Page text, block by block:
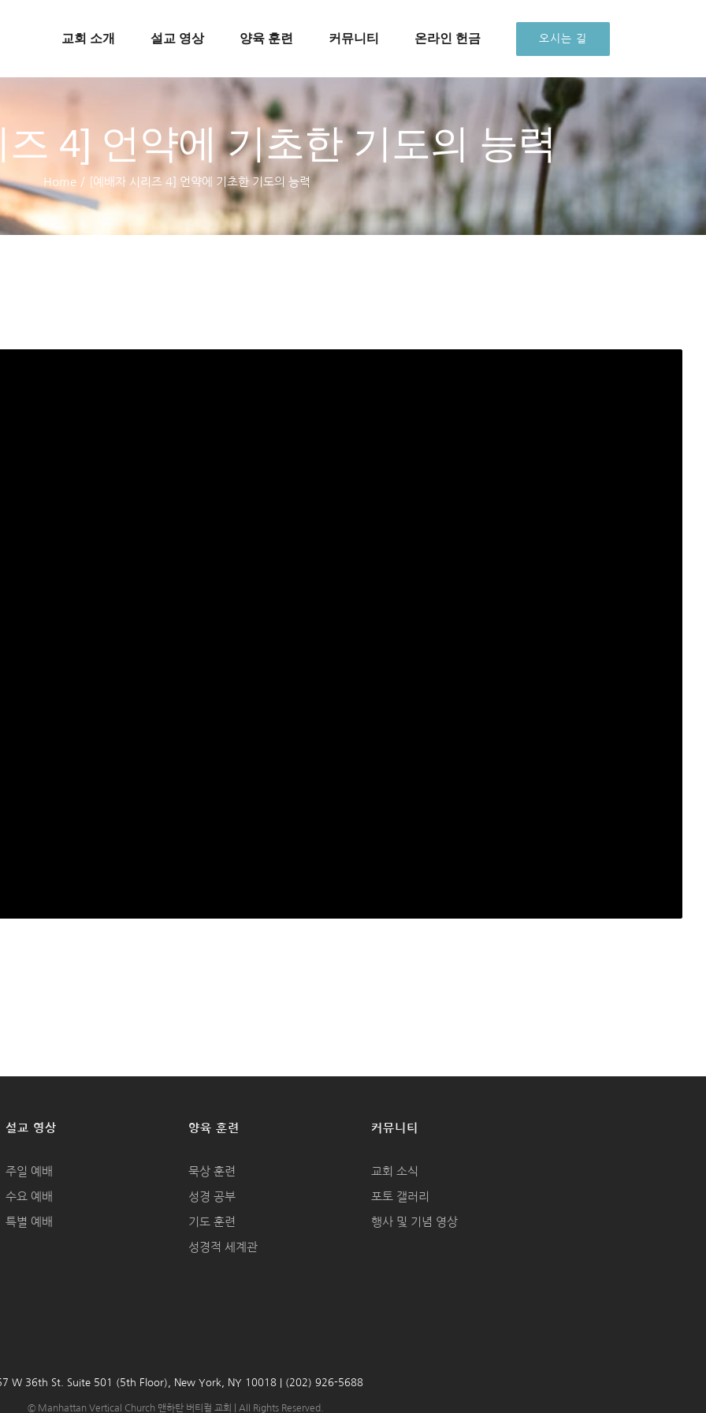
교회 소개 설교 영상 양육 훈련 커뮤니티 온라인 헌금 오시는 길
4] 언약에 기초한 기도의 능력
Home / [예배자 시리즈 4] 언약에 기초한 기도의 능력
설교 영상
주일 예배
수요 예배
특별 예배
양육 훈련
묵상 훈련
성경 공부
기도 훈련
성경적 세계관
커뮤니티
교회 소식
포토 갤러리
행사 및 기념 영상
W 36th St. Suite 501 (5th Floor), New York, NY 10018 | (202) 926-5688
© Manhattan Vertical Church 맨하탄 버티컬 교회 | All Rights Reserved.